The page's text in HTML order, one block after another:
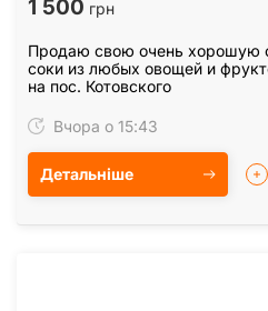
1 500 грн
Продаю свою очень хорошую
соки из любых овощей и
на пос. Котовского
Вчора о 15:43
Детальніше